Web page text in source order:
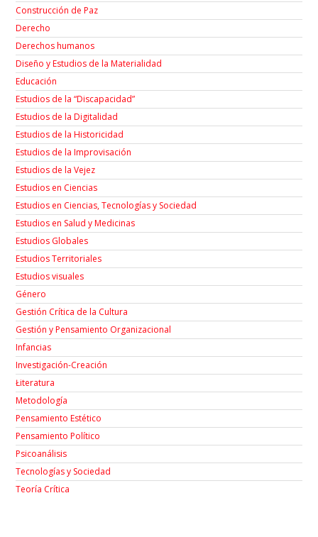
Construcción de Paz
Derecho
Derechos humanos
Diseño y Estudios de la Materialidad
Educación
Estudios de la “Discapacidad”
Estudios de la Digitalidad
Estudios de la Historicidad
Estudios de la Improvisación
Estudios de la Vejez
Estudios en Ciencias
Estudios en Ciencias, Tecnologías y Sociedad
Estudios en Salud y Medicinas
Estudios Globales
Estudios Territoriales
Estudios visuales
Género
Gestión Crítica de la Cultura
Gestión y Pensamiento Organizacional
Infancias
Investigación-Creación
Łiteratura
Metodología
Pensamiento Estético
Pensamiento Político
Psicoanálisis
Tecnologías y Sociedad
Teoría Crítica